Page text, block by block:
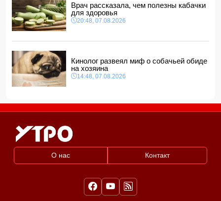
Врач рассказала, чем полезны кабачки
для здоровья
20:48, 07.08.2026
Кинолог развеял миф о собачьей обиде
на хозяина
14:48, 07.08.2026
О нас Контакт